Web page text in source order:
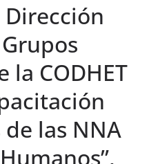
Dirección
la CODHET
de las NNA